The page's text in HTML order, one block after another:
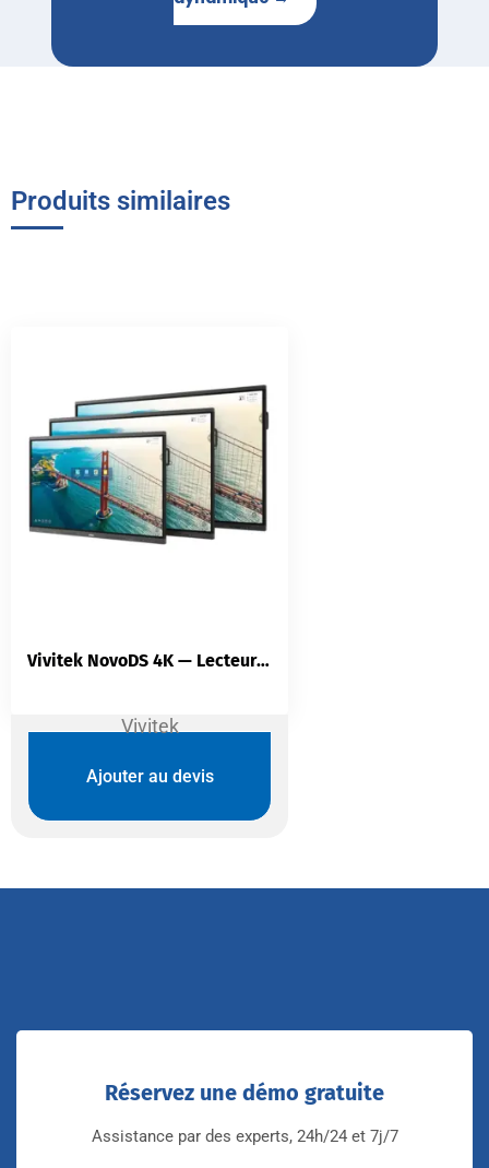
Produits similaires
Vivitek
Vivitek NovoDS 4K — Lecteur affichage dynamique | 4K Ultra HD | Multi-médias | Sans licence
Ajouter au devis
Réservez une démo gratuite
Assistance par des experts, 24h/24 et 7j/7